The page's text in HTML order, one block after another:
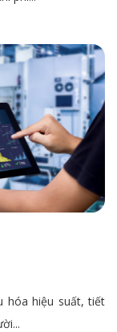
hóa hiệu suất, tiết